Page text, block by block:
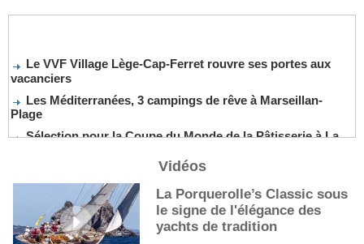
Le VVF Village Lège-Cap-Ferret rouvre ses portes aux
vacanciers
Les Méditerranées, 3 campings de rêve à Marseillan-
Plage
Sélection pour la Coupe du Monde de la Pâtisserie à La
De nouveaux cocktails, stars de l’été
Les cocktails, stars de l’été
La première sélection des grappes du Guide Michelin
Vidéos
La Porquerolle’s Classic sous
le signe de l'élégance des
yachts de tradition